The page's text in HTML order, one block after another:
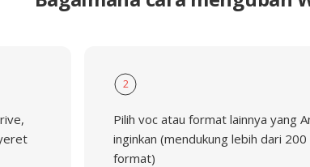
2
Pilih voc atau format lainnya yang
inginkan (mendukung lebih dari 200
format)